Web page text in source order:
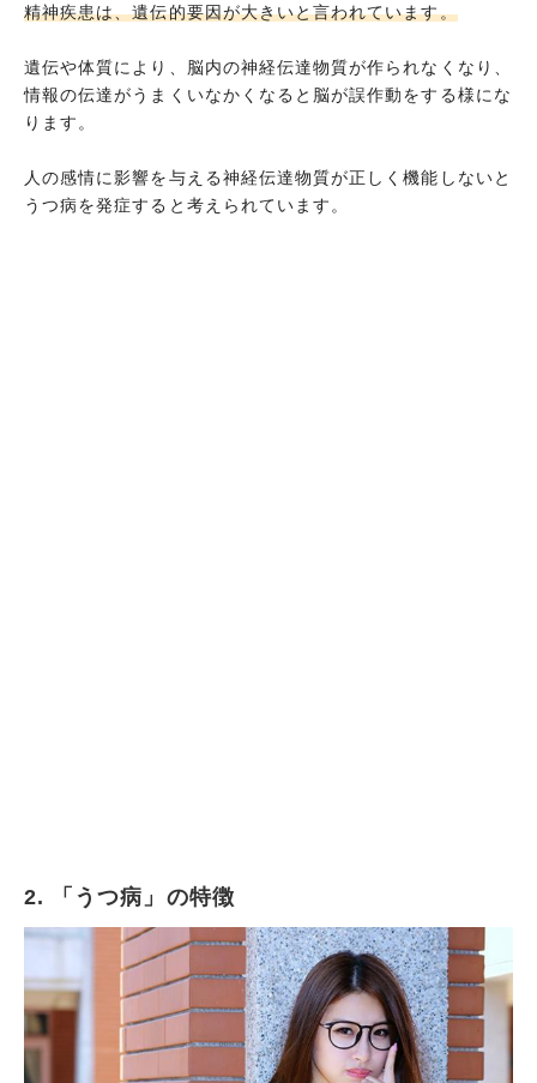
精神疾患は、遺伝的要因が大きいと言われています。
遺伝や体質により、脳内の神経伝達物質が作られなくなり、
情報の伝達がうまくいなかくなると脳が誤作動をする様にな
ります。
人の感情に影響を与える神経伝達物質が正しく機能しないと
うつ病を発症すると考えられています。
2. 「うつ病」の特徴